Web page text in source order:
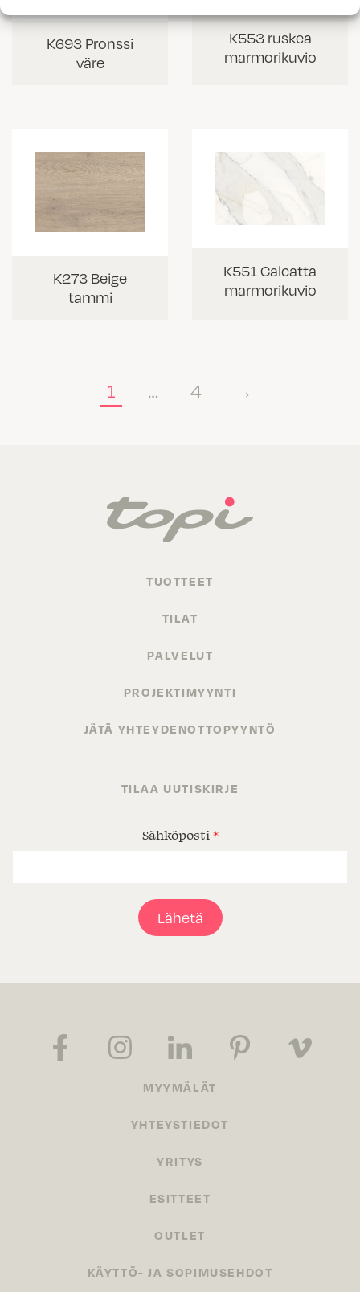
K693 Pronssi
väre
K553 ruskea
marmorikuvio
K273 Beige
tammi
K551 Calcatta
marmorikuvio
1 … 4 →
TUOTTEET
TILAT
PALVELUT
PROJEKTIMYYNTI
JÄTÄ YHTEYDENOTTOPYYNTÖ
TILAA UUTISKIRJE
Sähköposti *
Lähetä
MYYMÄLÄT
YHTEYSTIEDOT
YRITYS
ESITTEET
OUTLET
KÄYTTÖ- JA SOPIMUSEHDOT